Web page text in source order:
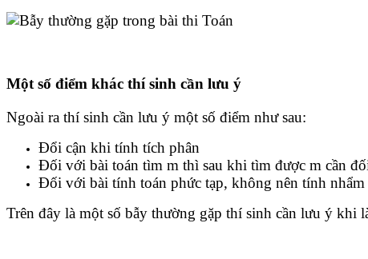
Một số điểm khác thí sinh cần lưu ý
Ngoài ra thí sinh cần lưu ý một số điểm như sau:
Đổi cận khi tính tích phân
Đối với bài toán tìm m thì sau khi tìm được m cần
Đối với bài tính toán phức tạp, không nên tính nhẩm
Trên đây là một số bẫy thường gặp thí sinh cần lưu ý khi